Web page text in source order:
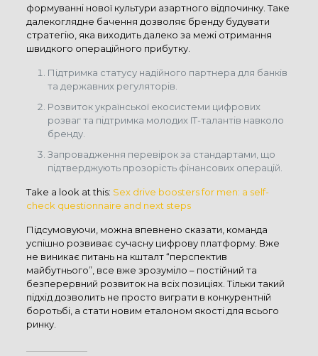
формуванні нової культури азартного відпочинку. Таке
далекоглядне бачення дозволяє бренду будувати
стратегію, яка виходить далеко за межі отримання
швидкого операційного прибутку.
Підтримка статусу надійного партнера для банків
та державних регуляторів.
Розвиток української екосистеми цифрових
розваг та підтримка молодих IT-талантів навколо
бренду.
Запровадження перевірок за стандартами, що
підтверджують прозорість фінансових операцій.
Take a look at this: Sex drive boosters for men: a self-
check questionnaire and next steps
Підсумовуючи, можна впевнено сказати, команда
успішно розвиває сучасну цифрову платформу. Вже
не виникає питань на кшталт “перспектив
майбутнього”, все вже зрозуміло – постійний та
безперервний розвиток на всіх позиціях. Тільки такий
підхід дозволить не просто виграти в конкурентній
боротьбі, а стати новим еталоном якості для всього
ринку.